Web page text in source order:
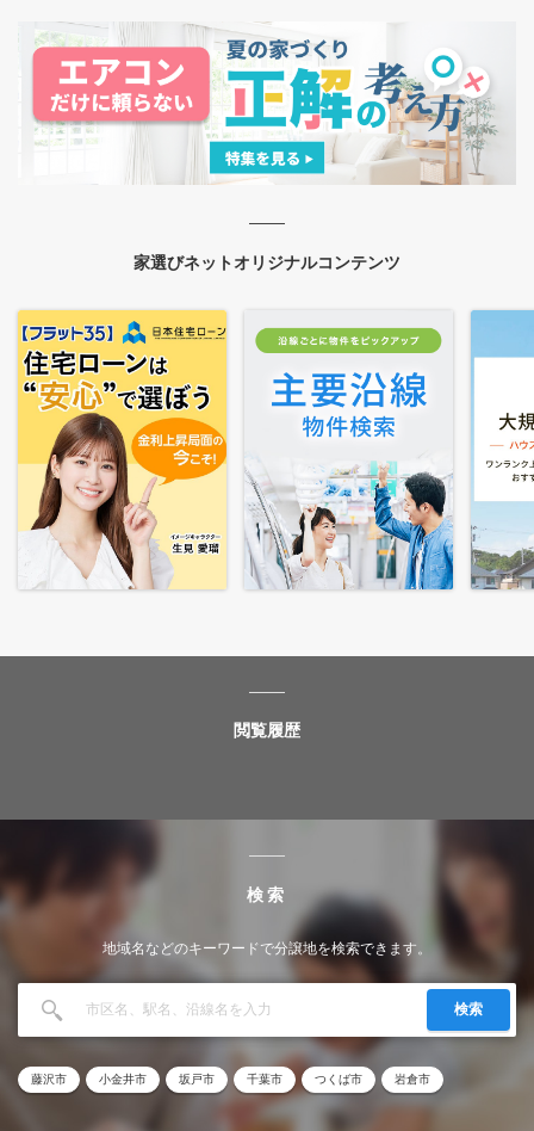
家選びネットオリジナルコンテンツ
閲覧履歴
検索
地域名などのキーワードで分譲地を検索できます。
検索
藤沢市 小金井市 坂戸市 千葉市 つくば市 岩倉市